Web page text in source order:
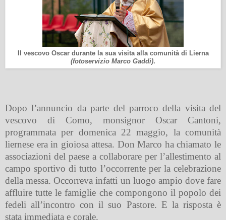
Il vescovo Oscar durante la sua visita alla comunità di Lierna
(fotoservizio Marco Gaddi).
Dopo l’annuncio da parte del parroco della visita del
vescovo di Como, monsignor Oscar Cantoni,
programmata per domenica 22 maggio, la comunità
liernese era in gioiosa attesa. Don Marco ha chiamato le
associazioni del paese a collaborare per l’allestimento al
campo sportivo di tutto l’occorrente per la celebrazione
della messa. Occorreva infatti un luogo ampio dove fare
affluire tutte le famiglie che compongono il popolo dei
fedeli all’incontro con il suo Pastore. E la risposta è
stata immediata e corale.